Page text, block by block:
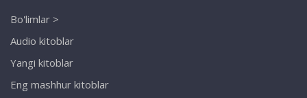
Bo'limlar >
Audio kitoblar
Yangi kitoblar
Eng mashhur kitoblar